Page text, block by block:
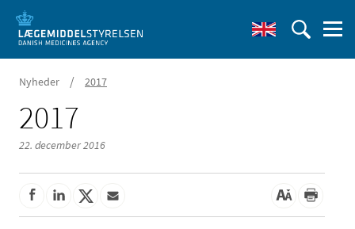
Nyheder / 2017
2017
22. december 2016